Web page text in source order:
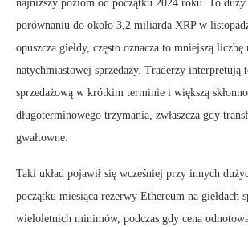
najniższy poziom od początku 2024 roku. To duży
porównaniu do około 3,2 miliarda XRP w
opuszcza giełdy, często oznacza to mniejszą
natychmiastowej sprzedaży. Traderzy interpretują
sprzedażową w krótkim terminie i większą
długoterminowego trzymania, zwłaszcza gdy
gwałtowne.
Taki układ pojawił się wcześniej przy innych
początku miesiąca rezerwy Ethereum na giełdach
wieloletnich minimów, podczas gdy cena